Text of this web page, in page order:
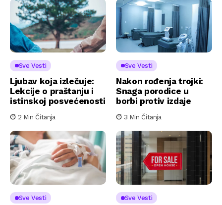
Sve Vesti
Ljubav koja izlečuje:
Lekcije o praštanju i
istinskoj posvećenosti
2 Min Čitanja
Sve Vesti
Nakon rođenja trojki:
Snaga porodice u
borbi protiv izdaje
3 Min Čitanja
Sve Vesti Sve Vesti